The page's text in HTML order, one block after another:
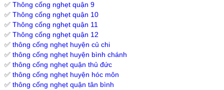
✅ Thông cống nghẹt quận 9
✅ Thông cống nghẹt quận 10
✅ Thông cống nghẹt quận 11
✅ Thông cống nghẹt quận 12
✅ thông cống nghẹt huyện củ chi
✅ thông cống nghẹt huyện bình chánh
✅ thông cống nghẹt quận thủ đức
✅ thông cống nghẹt huyện hóc môn
✅ thông cống nghẹt quận tân bình